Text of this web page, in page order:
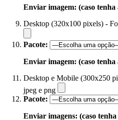
Enviar imagem: (caso tenha
Desktop (320x100 pixels) -
Pacote:
Enviar imagem: (caso tenha
Desktop e Mobile (300x250
jpeg e png
Pacote:
Enviar imagens: (caso